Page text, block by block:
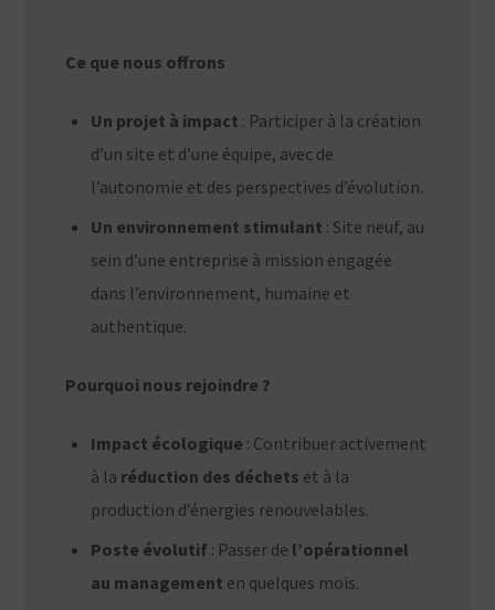
Ce que nous offrons
Un projet à impact : Participer à la création
d’un site et d’une équipe, avec de
l’autonomie et des perspectives d’évolution.
Un environnement stimulant : Site neuf, au
sein d’une entreprise à mission engagée
dans l’environnement, humaine et
authentique.
Pourquoi nous rejoindre ?
Impact écologique : Contribuer activement
à la réduction des déchets et à la
production d’énergies renouvelables.
Poste évolutif : Passer de l’opérationnel
au management en quelques mois.